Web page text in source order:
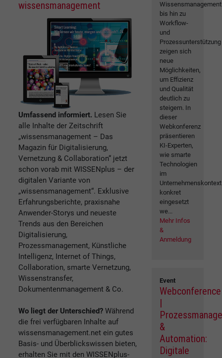
wissensmanagement
Umfassend informiert. Lesen Sie
alle Inhalte der Zeitschrift
„wissensmanagement – Das
Magazin für Digitalisierung,
Vernetzung & Collaboration“ jetzt
schon vorab mit WISSENplus – der
digitalen Variante von
„wissensmanagement“. Exklusive
Erfahrungsberichte, praxisnahe
Anwender-Storys und neueste
Trends aus den Bereichen
Digitalisierung,
Prozessmanagement, Künstliche
Intelligenz, Internet of Things,
Collaboration, smarte Vernetzung,
Wissenstransfer,
Dokumentenmanagement & Co.
Wo liegt der Unterschied? Während
die frei verfügbaren Inhalte auf
wissensmanagement.net ein gutes
Basis- und Überblickswissen bieten,
erhalten Sie mit den WISSENplus-
Wissensmanagement
bis hin zu
Workflow-
und
Prozessunterstützung
zeigen sich
neue
Möglichkeiten,
um Effizienz
und Qualität
deutlich zu
steigern. In
dieser
Webkonferenz
präsentieren
KI-Experten,
wie smarte
Technologien
im
Unternehmenskontext
konkret
eingesetzt
we...
Mehr Infos
&
Anmeldung
Event
Webconference
|
&
Automation:
Digitale